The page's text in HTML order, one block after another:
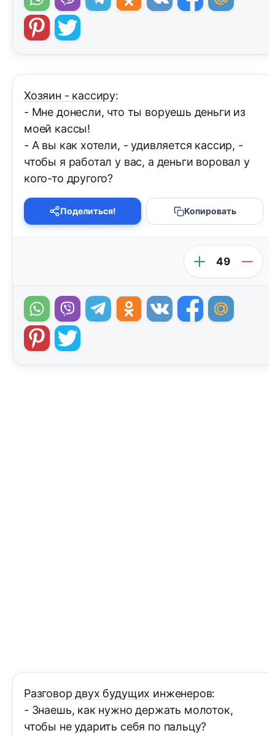
Хозяин - кассиру:
- Мне донесли, что ты воруешь деньги из
моей кассы!
- А вы как хотели, - удивляется кассир, -
чтобы я работал у вас, а деньги воровал у
кого-то другого?
Поделиться! Копировать
49
Разговор двух будущих инженеров:
- Знаешь, как нужно держать молоток,
чтобы не ударить себя по пальцу?